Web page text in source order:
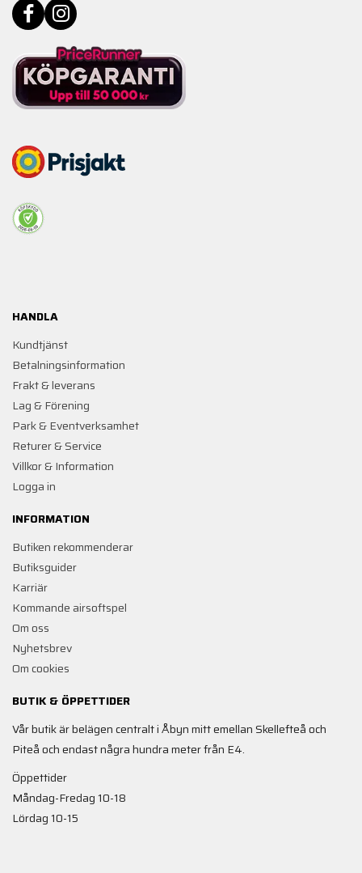
HANDLA
Kundtjänst
Betalningsinformation
Frakt & leverans
Lag & Förening
Park & Eventverksamhet
Returer & Service
Villkor & Information
Logga in
INFORMATION
Butiken rekommenderar
Butiksguider
Karriär
Kommande airsoftspel
Om oss
Nyhetsbrev
Om cookies
BUTIK & ÖPPETTIDER
Vår butik är belägen centralt i Åbyn mitt emellan Skellefteå och
Piteå och endast några hundra meter från E4.
Öppettider
Måndag-Fredag 10-18
Lördag 10-15